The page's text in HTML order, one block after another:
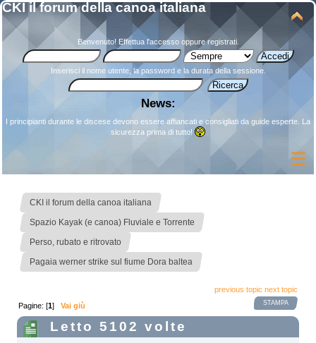
CKI il forum della canoa italiana
Benvenuto! Effettua l'accessooppureregistrati.
Inserisci il nome utente, la password e la durata della sessione.
News:
I principianti durante le discese devono essere affiancati e consigliati da guide esperte. La
sicurezza prima di tutto!
CKI il forum della canoa italiana
Spazio Kayak (e canoa) Fluviale e Torrente
Perso, rubato e ritrovato
Pagaia werner strike sul fiume Dora baltea
previous topic next topic
STAMPA
Pagine: [1]Vai giù
Letto 5102 volte